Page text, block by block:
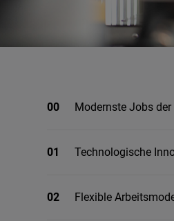
00 Modernste Jobs
01 Technologische
02 Flexible